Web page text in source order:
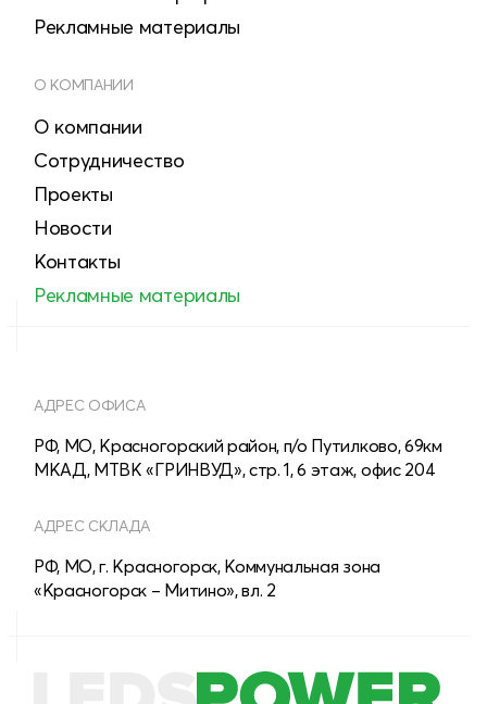
Рекламные материалы
О КОМПАНИИ
О компании
Сотрудничество
Проекты
Новости
Контакты
Рекламные материалы
АДРЕС ОФИСА
РФ, МО, Красногорский район, п/о Путилково, 69км
МКАД, МТВК «ГРИНВУД», стр. 1, 6 этаж, офис 204
АДРЕС СКЛАДА
РФ, МО, г. Красногорск, Коммунальная зона
«Красногорск – Митино», вл. 2